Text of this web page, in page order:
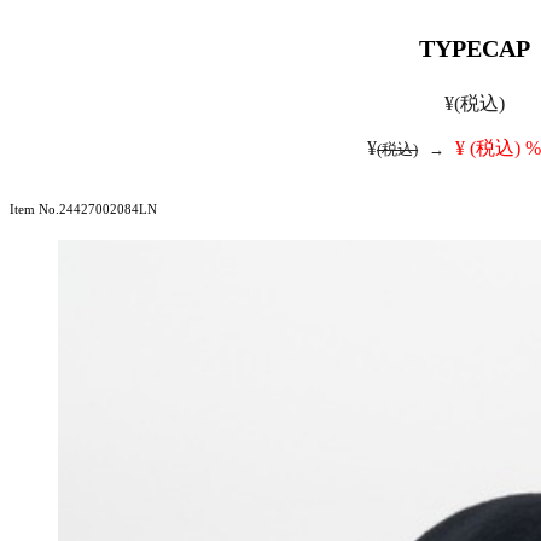
TYPECAP
¥(税込)
¥(税込) → ¥ (税込)
Item No.24427002084LN